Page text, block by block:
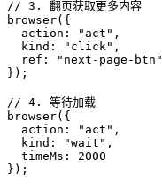
// 3. 翻页获取更多内容
browser({
  action: "act",
  kind: "click",
  ref: "next-page-btn"
});
// 4. 等待加载
browser({
  action: "act",
  kind: "wait",
  timeMs: 2000
});